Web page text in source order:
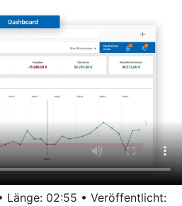
Länge: 02:55 • Veröffentlicht: